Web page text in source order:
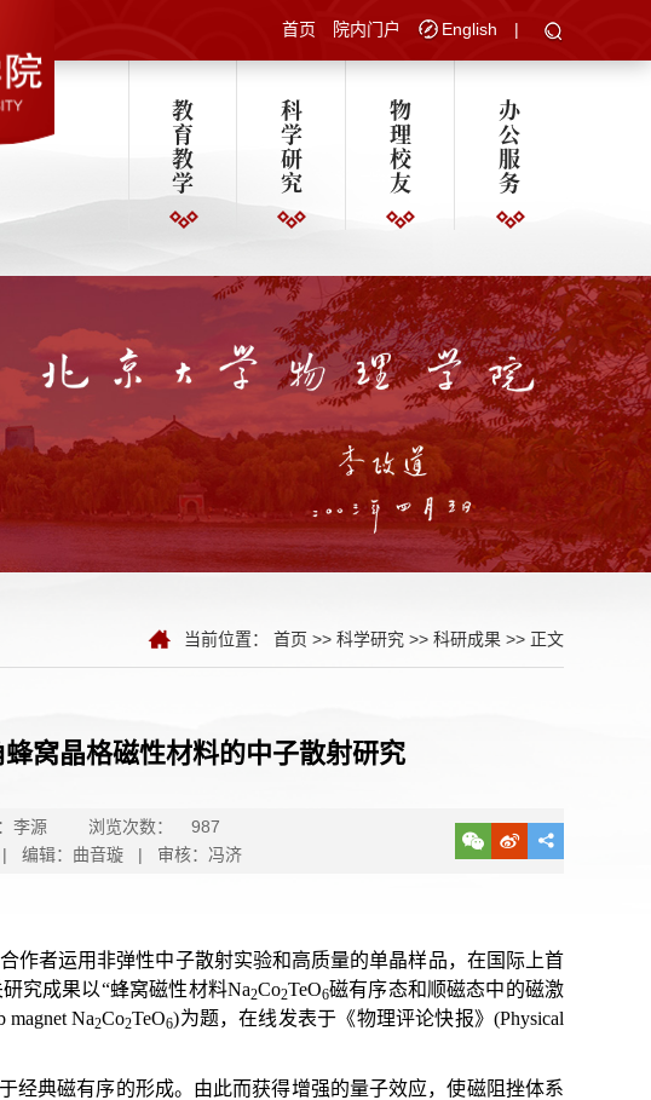
首页 院内门户 English |
教
育
教
学
科
学
研
究
物
理
校
友
办
公
服
务
当前位置： 首页 >> 科学研究 >> 科研成果 >> 正文
窝晶格磁性材料的中子散射研究
李源 浏览次数：
987
编辑：曲音璇 | 审核：冯济
作者运用非弹性中子散射实验和高质量的单晶样品，在国际上首
究成果以“蜂窝磁性材料Na2Co2TeO6磁有序态和顺磁态中的磁激
magnet Na2Co2TeO6)为题，在线发表于《物理评论快报》(Physical
经典磁有序的形成。由此而获得增强的量子效应，使磁阻挫体系